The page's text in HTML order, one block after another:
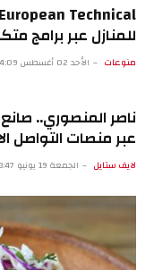
للمنازل عبر برامج
منوعات الأحد 02 أغسطس 4:09 م
ناصر المنصوري..
عبر منصات التواصل
لايف ستايل الجمعة 19 يونيو 3:47 م